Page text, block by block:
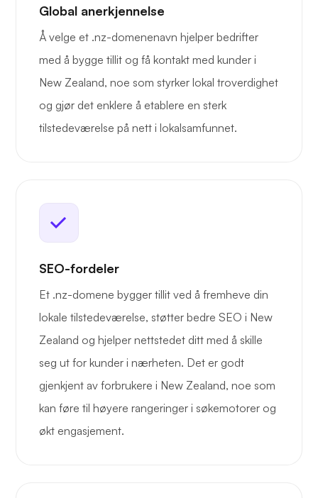
Global anerkjennelse
Å velge et .nz-domenenavn hjelper bedrifter
med å bygge tillit og få kontakt med kunder i
New Zealand, noe som styrker lokal troverdighet
og gjør det enklere å etablere en sterk
tilstedeværelse på nett i lokalsamfunnet.
SEO-fordeler
Et .nz-domene bygger tillit ved å fremheve din
lokale tilstedeværelse, støtter bedre SEO i New
Zealand og hjelper nettstedet ditt med å skille
seg ut for kunder i nærheten. Det er godt
gjenkjent av forbrukere i New Zealand, noe som
kan føre til høyere rangeringer i søkemotorer og
økt engasjement.